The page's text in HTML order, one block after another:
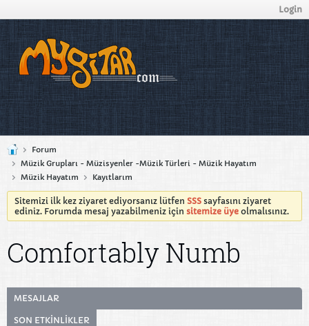
Login
Forum
Müzik Grupları - Müzisyenler -Müzik Türleri - Müzik Hayatım
Müzik Hayatım
Kayıtlarım
Sitemizi ilk kez ziyaret ediyorsanız lütfen SSS sayfasını ziyaret
ediniz. Forumda mesaj yazabilmeniz için sitemize üye olmalısınız.
Comfortably Numb
MESAJLAR
SON ETKINLIKLER